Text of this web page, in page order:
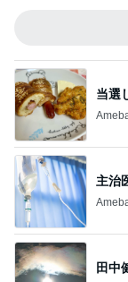
当選
主治
田中